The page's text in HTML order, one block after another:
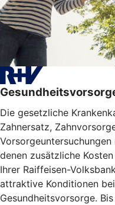
Die gesetzliche
Zahnersatz,
denen zusätzliche
Ihrer Raiffeisen-
attraktive Konditionen
Gesundheitsvorsorge.